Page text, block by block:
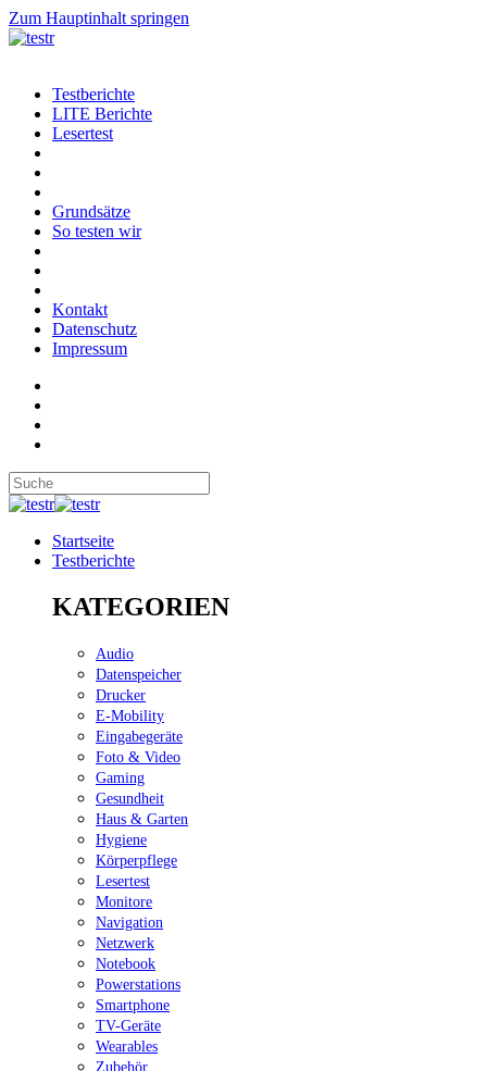
Zum Hauptinhalt springen
Testberichte
LITE Berichte
Lesertest
Grundsätze
So testen wir
Kontakt
Datenschutz
Impressum
Startseite
Testberichte
KATEGORIEN
Audio
Datenspeicher
Drucker
E-Mobility
Eingabegeräte
Foto & Video
Gaming
Gesundheit
Haus & Garten
Hygiene
Körperpflege
Lesertest
Monitore
Navigation
Netzwerk
Notebook
Powerstations
Smartphone
TV-Geräte
Wearables
Zubehör